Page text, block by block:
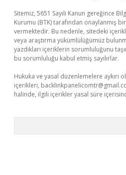
Sitemiz, 5651 Sayılı Kanun gereğince
Kurumu (BTK) tarafından onaylanmış
vermektedir. Bu nedenle, sitedeki
veya araştırma yükümlülüğümüz
yazdıkları içeriklerin sorumluluğunu
bu sorumluluğu kabul etmiş sayılırlar.
Hukuka ve yasal düzenlemelere aykırı
içerikleri,
halinde, ilgili içerikler yasal süre